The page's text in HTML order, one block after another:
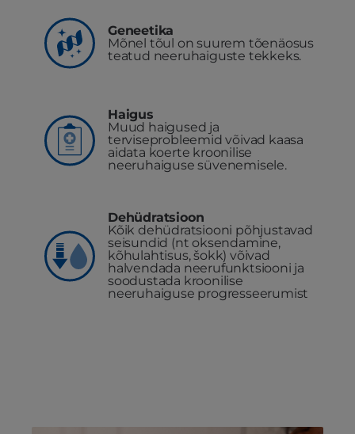
Geneetika
Mõnel tõul on suurem tõenäosus
teatud neeruhaiguste tekkeks.
Haigus
Muud haigused ja
terviseprobleemid võivad kaasa
aidata koerte kroonilise
neeruhaiguse süvenemisele.
Dehüdratsioon
Kõik dehüdratsiooni põhjustavad
seisundid (nt oksendamine,
kõhulahtisus, šokk) võivad
halvendada neerufunktsiooni ja
soodustada kroonilise
neeruhaiguse progresseerumist